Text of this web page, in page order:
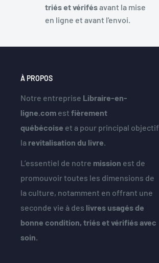
triés et vérifésavant la mise
en ligne et avant l'envoi.
À PROPOS
Notre entreprise Libraire-en-
ligne.com est fièrement
québécoise et a pour principal objectif
la revitalisation du livre.
L’essentiel de notre mission est de
promouvoir toutes les dimensions de
la culture, notamment en offrant une
seconde vie à des livres usagés de
bonne condition, triés et vérifiés avec
soin.